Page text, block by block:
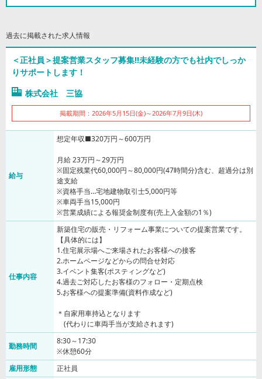
過去に掲載された求人情報
＜正社員＞提案営業スタッフ募集!!未経験の方でも社内でしっか
りサポートします！
株式会社 三協
掲載期間：2026年5月15日(金)～2026年7月9日(木)
給与
想定年収■320万円～600万円
月給 23万円～29万円
※固定残業代60,000円～80,000円(47時間分)含む、超過分は別
途支給
※資格手当…宅地建物取引士5,000円等
※車両手当15,000円
※営業成績による報奨金制度有(売上入金額の1％)
仕事内容
新築住宅の販売・リフォーム事業についての提案営業です。
【具体的には】
1.住宅展示場へご来場されたお客様への接客
2.ホームページなどからの問合せ対応
3.イベント集客(ポスティングなど)
4.過去ご対応したお客様のフォロー・定期点検
5.お客様への提案準備(資料作成など)
＊自家用車持込となります
(代わりに車両手当が支給されます)
勤務時間
8:30～17:30
※休憩60分
雇用形態
正社員